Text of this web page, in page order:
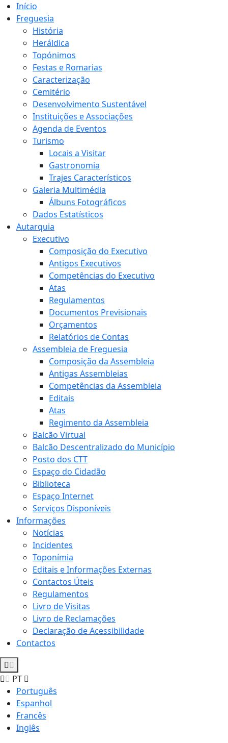
Início
Freguesia
História
Heráldica
Topónimos
Festas e Romarias
Caracterização
Cemitério
Desenvolvimento Sustentável
Instituições e Associações
Agenda de Eventos
Turismo
Locais a Visitar
Gastronomia
Trajes Característicos
Galeria Multimédia
Álbuns Fotográficos
Dados Estatísticos
Autarquia
Executivo
Composição do Executivo
Antigos Executivos
Competências do Executivo
Atas
Regulamentos
Documentos Previsionais
Orçamentos
Relatórios de Contas
Assembleia de Freguesia
Composição da Assembleia
Antigas Assembleias
Competências da Assembleia
Editais
Atas
Regimento da Assembleia
Balcão Virtual
Balcão Descentralizado do Município
Posto dos CTT
Espaço do Cidadão
Biblioteca
Espaço Internet
Serviços Disponíveis
Informações
Notícias
Incidentes
Toponímia
Editais e Informações Externas
Contactos Úteis
Regulamentos
Livro de Visitas
Livro de Reclamações
Declaração de Acessibilidade
Contactos
PT
Português
Espanhol
Francês
Inglês